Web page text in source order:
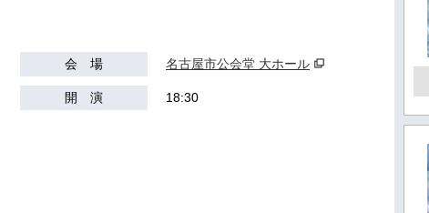
会 場 名古屋市公会堂 大ホール
開 演 18:30